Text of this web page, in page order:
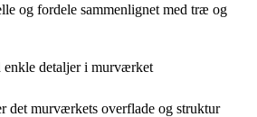
og fordele sammenlignet med træ og
enkle detaljer i murværket
det murværkets overflade og struktur